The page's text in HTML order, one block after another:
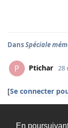
En
DansSpéciale
P Ptichar 28
[Se connecter